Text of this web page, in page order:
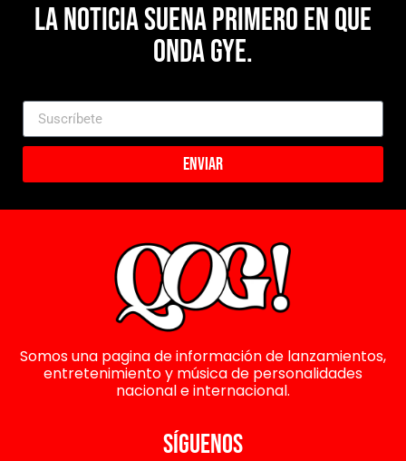
La noticia suena primero en Que
Onda Gye.
Enviar
Somos una pagina de información de lanzamientos,
entretenimiento y música de personalidades
nacional e internacional.
SÍGUENOS